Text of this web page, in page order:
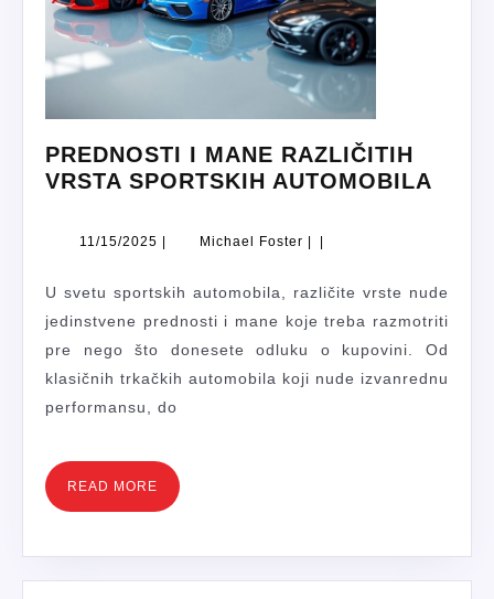
PREDNOSTI I MANE RAZLIČITIH
VRSTA SPORTSKIH AUTOMOBILA
11/15/2025 11/15/2025Michael Foster Michael
U svetu sportskih automobila, različite vrste nude
jedinstvene prednosti i mane koje treba razmotriti
pre nego što donesete odluku o kupovini. Od
klasičnih trkačkih automobila koji nude izvanrednu
performansu, do
READ MORE READ
MORE